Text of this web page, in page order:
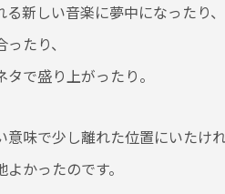
新しい音楽に夢中になったり、
たり、
で盛り上がったり。
味で少し離れた位置にいたけれ
かったのです。